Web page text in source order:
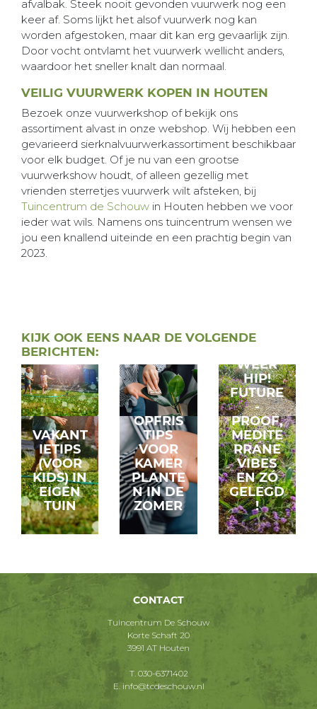
afvalbak. Steek nooit gevonden vuurwerk nog een
keer af. Soms lijkt het alsof vuurwerk nog kan
worden afgestoken, maar dit kan erg gevaarlijk zijn.
Door vocht ontvlamt het vuurwerk wellicht anders,
waardoor het sneller knalt dan normaal.
VEILIG VUURWERK KOPEN IN HOUTEN
Bezoek onze vuurwerkshop of bekijk ons
assortiment alvast in onze webshop. Wij hebben een
gevarieerd sierknalvuurwerkassortiment beschikbaar
voor elk budget. Of je nu van een grootse
vuurwerkshow houdt, of alleen gezellig met
vrienden sterretjes vuurwerk wilt afsteken, bij
Tuincentrum de Schouw in Houten hebben we voor
ieder wat wils. Namens ons tuincentrum wensen we
jou een knallend uiteinde en een prachtig begin van
2023.
KIJK OOK EENS NAAR DE VOLGENDE
BERICHTEN:
VAKANT
IETIPS
(VOOR
KIDS) IN
EIGEN
TUIN
OPFRIS
TIPS
VOOR
KAMER
PLANTE
N IN DE
ZOMER
GRIND
WEER
HIP!
FUTURE
-
PROOF,
MEDITE
RRANE
VIBES
EN ZÓ
GELEGD
!
CONTACT
Tuincentrum De Schouw
Korte Schaft 20
3991 AT Houten
T. 030-6371402
E. info@tcdeschouw.nl